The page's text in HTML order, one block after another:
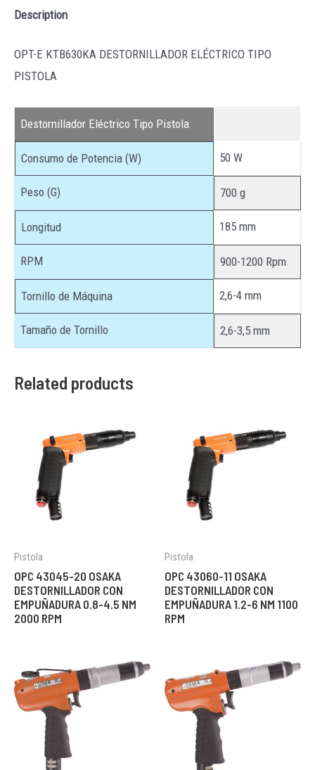
Description
OPT-E KTB630KA DESTORNILLADOR ELÉCTRICO TIPO
PISTOLA
Destornillador Eléctrico Tipo Pistola
Consumo de Potencia (W) 50 W
Peso (G) 700 g
Longitud 185 mm
RPM 900-1200 Rpm
Tornillo de Máquina 2,6-4 mm
Tamaño de Tornillo 2,6-3,5 mm
Related products
Pistola
OPC 43045-20 OSAKA
DESTORNILLADOR CON
EMPUÑADURA 0.8-4.5 NM
2000 RPM
Pistola
OPC 43060-11 OSAKA
DESTORNILLADOR CON
EMPUÑADURA 1.2-6 NM 1100
RPM